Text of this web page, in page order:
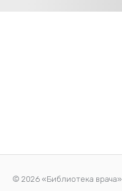
© 2026 «Библиотека врача»